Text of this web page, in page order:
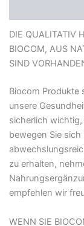
DIE QUALITATIV
BIOCOM, AUS
SIND
Biocom Produkte
unsere
sicherlich
bewegen Sie
zu erhalten,
empfehlen wir
WENN SIE